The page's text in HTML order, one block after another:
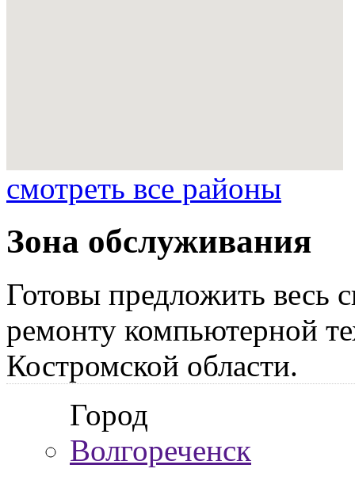
смотреть все районы
Зона обслуживания
Готовы предложить весь
ремонту компьютерной
Костромской области.
Город
Волгореченск